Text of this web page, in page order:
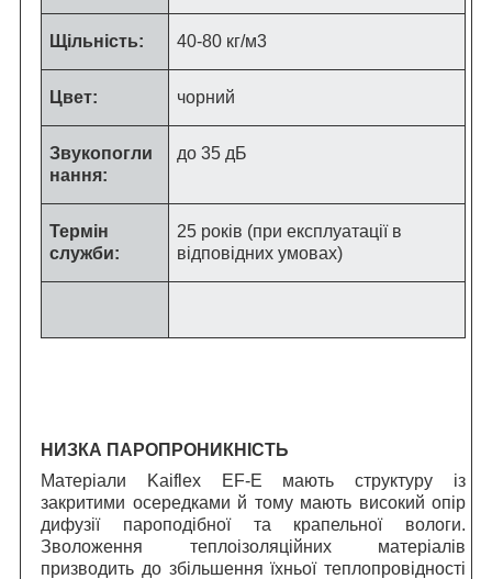
Щільність: 40-80 кг/м3
Цвет: чорний
Звукопогли
нання:
до 35 дБ
Термін
служби:
25 років (при експлуатації в
відповідних умовах)
НИЗКА ПАРОПРОНИКНІСТЬ
Матеріали Kaiflex EF-E мають структуру із
закритими осередками й тому мають високий опір
дифузії пароподібної та крапельної вологи.
Зволоження теплоізоляційних матеріалів
призводить до збільшення їхньої теплопровідності